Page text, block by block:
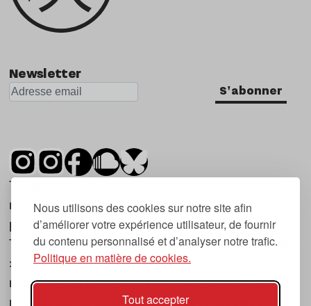
Nous utilisons des cookies sur notre site afin
d’améliorer votre expérience utilisateur, de fournir
du contenu personnalisé et d’analyser notre trafic.
Politique en matière de cookies.
Tout accepter
Newsletter
S'abonner
Tsugi est un mensuel indépendant sur la
musique et les nouvelles tendances, dont la
première parution date de 2007.
Tsugi en japonais signifie « prochain », « suivant
», ce qui correspond à la thématique du
magazine, à l’affût des nouvelles tendances
musicales, qu’elles viennent de la musique